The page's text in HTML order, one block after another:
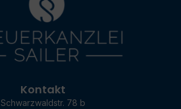
Kontakt
Schwarzwaldstr. 78 b